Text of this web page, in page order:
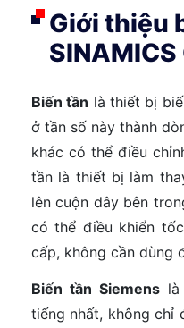
Giới thiệu
Biến tần là thiết bị
ở tần số này thành
khác có thể điều
tần là thiết bị làm
lên cuộn dây bên
có thể điều khiển
cấp, không cần dùng
Biến tần Siemenslà
tiếng nhất, không chỉ